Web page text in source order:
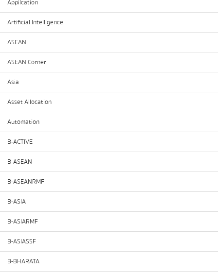
Appilcation
Artificial Intelligence
ASEAN
ASEAN Corner
Asia
Asset Allocation
Automation
B-ACTIVE
B-ASEAN
B-ASEANRMF
B-ASIA
B-ASIARMF
B-ASIASSF
B-BHARATA